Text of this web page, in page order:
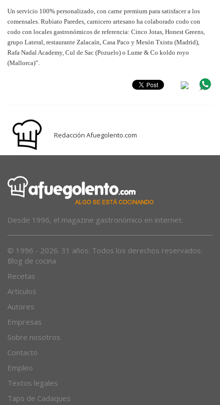
Un servicio 100% personalizado, con carne premium para satisfacer a los
comensales. Rubiato Paredes, carnicero artesano ha colaborado codo con
codo con locales gastronómicos de referencia: Cinco Jotas, Honest Greens,
grupo Lateral, restaurante Zalacaín, Casa Paco y Mesón Txistu (Madrid),
Rafa Nadal Academy, Cul de Sac (Pozuelo) o Lume & Co koldo royo
(Mallorca)”.
Redacción Afuegolento.com
Desde 1996, el magazine gastronómico en internet.
© 1996 - 2026. 31 años. Todos los derechos reservados.
Blog de cocina
Recetas
Artículos
Autores
Empresas
Sobre nosotros
Contacto
Empleo
Textos legales
Taps de Cadaques